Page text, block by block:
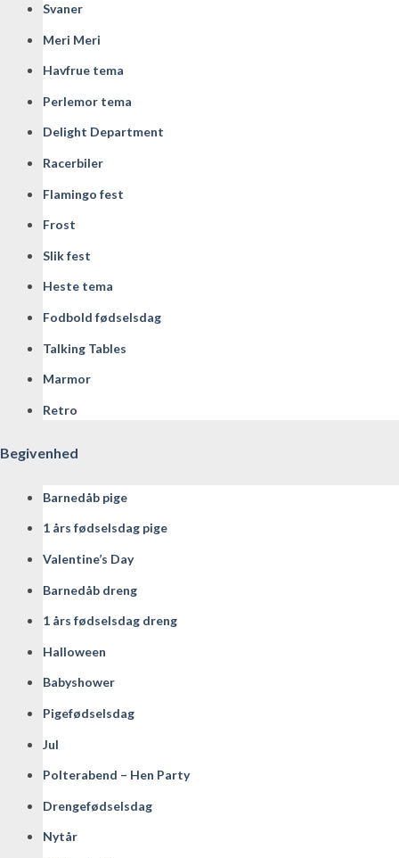
Svaner
Meri Meri
Havfrue tema
Perlemor tema
Delight Department
Racerbiler
Flamingo fest
Frost
Slik fest
Heste tema
Fodbold fødselsdag
Talking Tables
Marmor
Retro
Begivenhed
Barnedåb pige
1 års fødselsdag pige
Valentine’s Day
Barnedåb dreng
1 års fødselsdag dreng
Halloween
Babyshower
Pigefødselsdag
Jul
Polterabend – Hen Party
Drengefødselsdag
Nytår